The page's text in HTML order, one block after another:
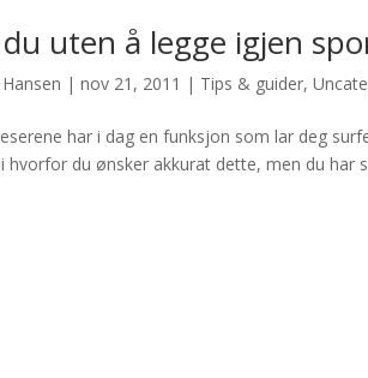
uten å legge igjen
|nov 21, 2011 | Tips & guider,
har i dag en funksjon som lar deg
hvorfor du ønsker akkurat dette, men du